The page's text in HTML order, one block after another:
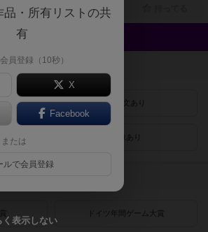
経験あり お気に入り
紹介文あり
画像あり
ドイツ年間ゲーム大賞
品・所有リストの共
有
員登録（10秒）
X
Facebook
または
ルで会員登録
く表示しない